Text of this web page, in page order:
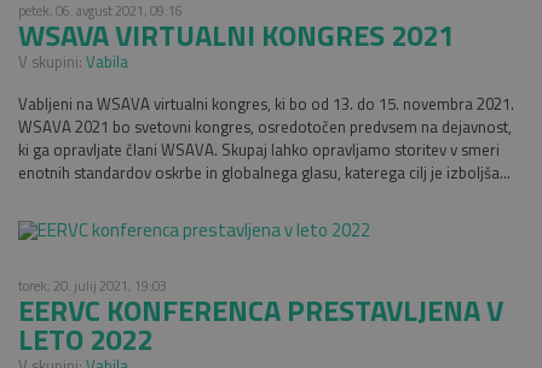
petek, 06. avgust 2021, 09:16
WSAVA VIRTUALNI KONGRES 2021
V skupini: Vabila
Vabljeni na WSAVA virtualni kongres, ki bo od 13. do 15. novembra 2021.
WSAVA 2021 bo svetovni kongres, osredotočen predvsem na dejavnost,
ki ga opravljate člani WSAVA. Skupaj lahko opravljamo storitev v smeri
enotnih standardov oskrbe in globalnega glasu, katerega cilj je izboljša...
torek, 20. julij 2021, 19:03
EERVC KONFERENCA PRESTAVLJENA V
LETO 2022